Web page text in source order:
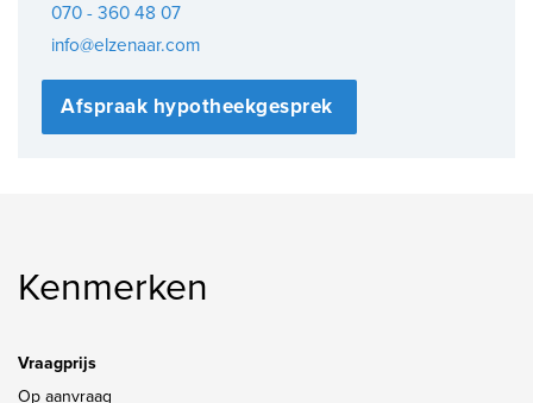
070 - 360 48 07
info@elzenaar.com
Afspraak hypotheekgesprek
Kenmerken
Vraagprijs
Op aanvraag